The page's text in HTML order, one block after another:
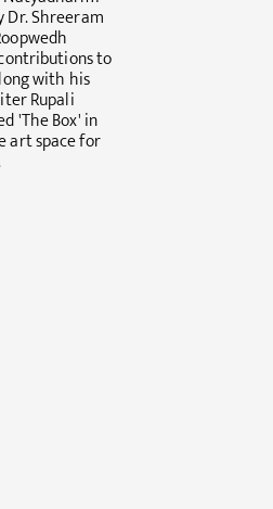
Dr. Shreeram
to
with his
Rupali
'The Box' in
art space for